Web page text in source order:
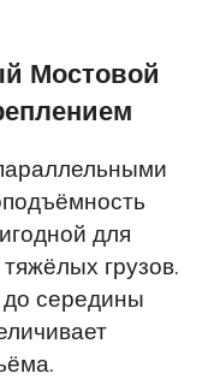
Мостовой
для
грузов.
середины